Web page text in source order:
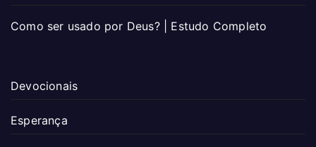
Como ser usado por Deus? | Estudo Completo
Devocionais
Esperança